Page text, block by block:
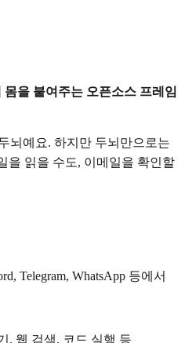
을 붙여주는 오픈소스 프레임
뇌예요. 하지만 두뇌만으로는
을 읽을 수도, 이메일을 확인할
Telegram, WhatsApp 등에서
, 웹 검색, 코드 실행 등